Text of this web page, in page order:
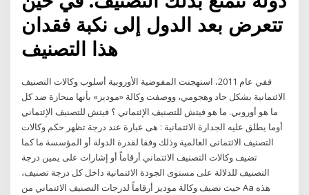
تتعرض بعد الدول إلى نكبة فقدان
هذا التصنيف
ففي عام 2011، استهجنت المفوضية الأوروبية أسلوب وكالات التصنيف
الائتمانية بشكل حاد وهجومي، ووصفت وكالة «موديز» بأنها منحازة ضد كل
ما هو أوروبي. ما هو فيتش للتصنيف الإئتماني ؟ فيتش للتصنيف الإئتماني
أوما يطلق عليه الجدارة الائتمانية : هى عبارة عند درجة تظهر حكم وكالات
التصنيف الائتمانى العالمية وذلك وفقا لقدرة الدولة أو المؤسسة ما كما
تضيف وكالات التصنيف الائتماني أرقاماً أو إشارات على يمين درجة
التصنيف للدلالة على مستوى الجودة الائتمانية داخل كل درجة تصنيف،
حيث تضيف وكالة موديز أرقاماً لدرجات التصنيف الائتماني من Aa هذه